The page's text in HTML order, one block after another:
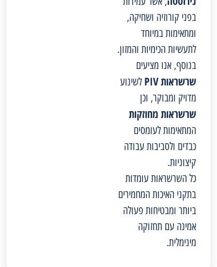
בפני קורוזיה ושחיקה,
ומתאימות במיוחד
לתעשיות הכימיות והמזון.
בנוסף, אנו מציעים
שרשראות PIV
לשינוע
מדויק ומבוקר, וכן
שרשראות מחוזקות
המתאימות לעומסים
כבדים ולסביבות עבודה
קיצוניות.
כל השרשראות עומדות
בתקני האיכות המחמירים
ביותר ומבטיחות פעולה
אמינה עם תחזוקה
מינימלית.